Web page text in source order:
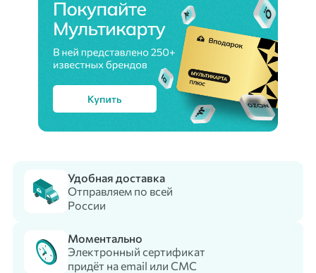
Удобная доставка
Отправляем по всей
России
Моментально
Электронный сертификат
придёт на email или СМС